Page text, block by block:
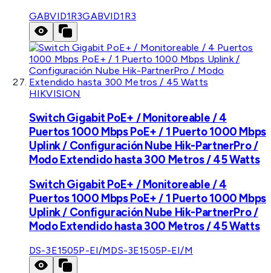
GABVID1R3GABVID1R3
HIKVISION
Switch Gigabit PoE+ / Monitoreable / 4
Puertos 1000 Mbps PoE+ / 1 Puerto 1000 Mbps
Uplink / Configuración Nube Hik-PartnerPro /
Modo Extendido hasta 300 Metros / 45 Watts
Switch Gigabit PoE+ / Monitoreable / 4
Puertos 1000 Mbps PoE+ / 1 Puerto 1000 Mbps
Uplink / Configuración Nube Hik-PartnerPro /
Modo Extendido hasta 300 Metros / 45 Watts
DS-3E1505P-EI/MDS-3E1505P-EI/M